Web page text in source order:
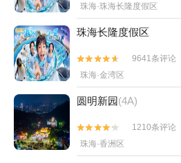
珠海·珠海长隆度假区
珠海长隆度假区


9641条评论
珠海·金湾区
圆明新园(4A)


1210条评论
珠海·香洲区